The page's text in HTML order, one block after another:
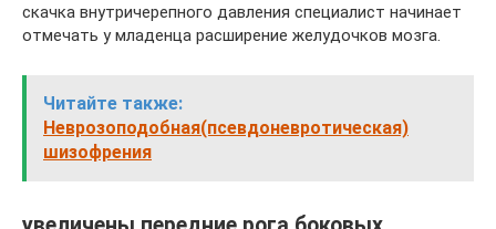
скачка внутричерепного давления специалист начинает
отмечать у младенца расширение желудочков мозга.
Читайте также:
Неврозоподобная(псевдоневротическая)
шизофрения